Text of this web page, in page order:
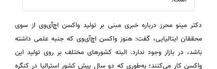
دکتر مینو محرز درباره خبری مبنی بر تولید واکسن اچ‌آی‌وی از سوی
محققان ایتالیایی، گفت: هنوز واکسن اچ‌آی‌وی که جنبه علمی داشته
باشد، در بازار وجود ندارد. البته کشورهای مختلف بر روی تولید این
واکسن کار می‌کنند؛ به‌طوری که دو سال پیش کشور استرالیا در کنگره